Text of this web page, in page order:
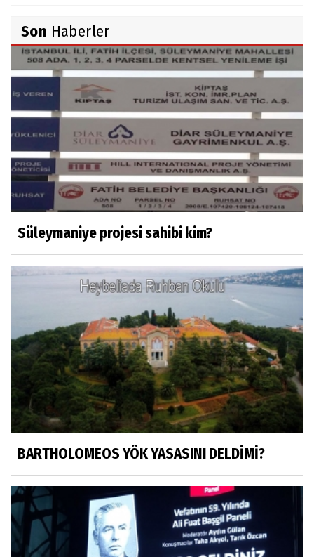
TÜRK DEVLETLERİ TEŞKİLATI'NI ANLAMAK
M. Şevket Atalay
Nüfus ve Seçmen sayıları tutarsızlığı
Misafir Yazar
Yapay zekâ platformlarında ebeveyn
kontrolü sağlamak
OLANIN ÖZETİ!.
HÜSEYİN MOVİT
HÜSEYİN MOVİT ABİMİZİN SON
PAYLAŞIMLARI
Prof. Dr. Nevzat Gözaydın
"Bir gecede millet cahil kaldı Alfabemiz
Sosyal medya
Gönenli Mehmet efendi kıssalarından biri
RIZK
Son Haberler
Süleymaniye projesi sahibi kim?
BARTHOLOMEOS YÖK YASASINI DELDİMİ?